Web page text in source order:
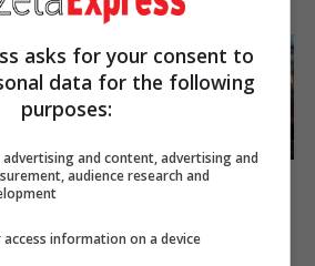
Brainberries
Again
Unleashing Her Passion:
Brainberries
asks for your consent to
data for the following
purposes:
advertising and content, advertising and
audience research and
information on a device